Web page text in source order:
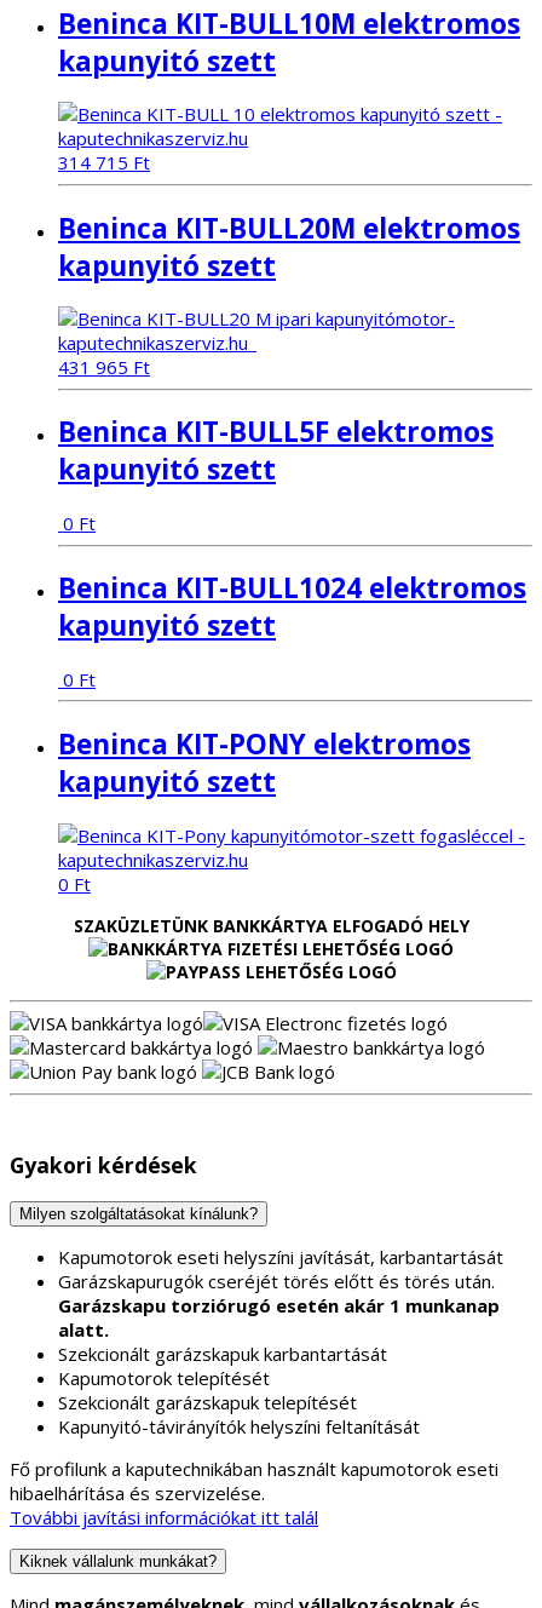
Beninca KIT-BULL10M elektromos
kapunyitó szett
314 715 Ft
Beninca KIT-BULL20M elektromos
kapunyitó szett
431 965 Ft
Beninca KIT-BULL5F elektromos
kapunyitó szett
0 Ft
Beninca KIT-BULL1024 elektromos
kapunyitó szett
0 Ft
Beninca KIT-PONY elektromos
kapunyitó szett
0 Ft
SZAKÜZLETÜNK BANKKÁRTYA ELFOGADÓ HELY
Gyakori kérdések
Milyen szolgáltatásokat kínálunk?
Kapumotorok eseti helyszíni javítását, karbantartását
Garázskapurugók cseréjét törés előtt és törés után.
Garázskapu torziórugó esetén akár 1 munkanap
alatt.
Szekcionált garázskapuk karbantartását
Kapumotorok telepítését
Szekcionált garázskapuk telepítését
Kapunyitó-távirányítók helyszíni feltanítását
Fő profilunk a kaputechnikában használt kapumotorok eseti
hibaelhárítása és szervizelése.
További javítási információkat itt talál
Kiknek vállalunk munkákat?